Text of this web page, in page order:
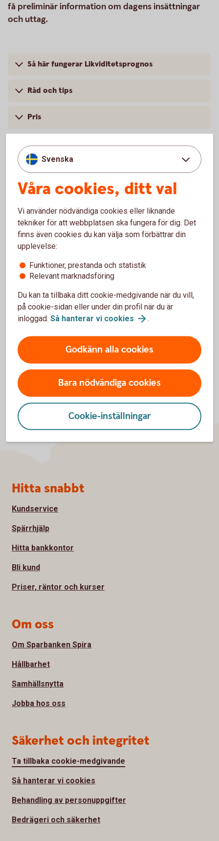
få preliminär information om dagens insättningar
och uttag.
Så här fungerar Likviditetsprognos
Råd och tips
Pris
Internetbanken
över
För att se detta innehåll behöver du först
och statistik.
Inställningar för cookies
Svenska
Våra cookies, ditt val
Vi använder nödvändiga cookies eller liknande
tekniker för att webbplatsen ska fungera för dig. Det
finns även cookies du kan välja som förbättrar din
upplevelse:
Funktioner, prestanda och statistik
Relevant marknadsföring
Du kan ta tillbaka ditt cookie-medgivande när du vill,
på cookie-sidan eller under din profil när du är
inloggad. Så hanterar vi cookies .
Godkänn alla cookies
Bara nödvändiga cookies
Cookie-inställningar
Sidfot
Hitta snabbt
Kundservice
Spärrhjälp
Hitta bankkontor
Bli kund
Priser, räntor och kurser
Om oss
Om Sparbanken Spira
Hållbarhet
Samhällsnytta
Jobba hos oss
Säkerhet och integritet
Ta tillbaka cookie-medgivande
Så hanterar vi cookies
Behandling av personuppgifter
Bedrägeri och säkerhet